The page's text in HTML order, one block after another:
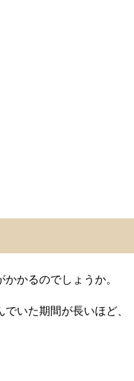
かるのでしょうか。
いた期間が長いほど、